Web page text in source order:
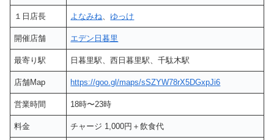
１日店長 よなみね、ゆっけ
開催店舗 エデン日暮里
最寄り駅 日暮里駅、西日暮里駅、千駄木駅
店舗Map https://goo.gl/maps/sSZYW78rX5DGxpJi6
営業時間 18時〜23時
料金 チャージ 1,000円＋飲食代